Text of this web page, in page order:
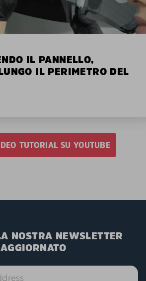
IL PANNELLO,
IL PERIMETRO DEL
TUTORIAL SU YOUTUBE
NOSTRA NEWSLETTER